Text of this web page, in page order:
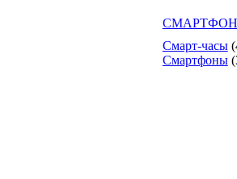
Смарт-часы
Смартфоны